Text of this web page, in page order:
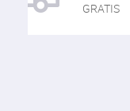
GRATIS